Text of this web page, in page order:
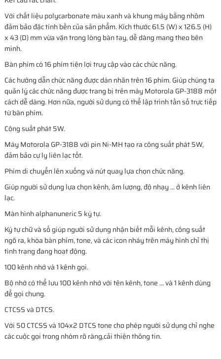
Với chất liệu polycarbonate màu xanh và khung máy bằng nhôm
đảm bảo đặc tính bền của sản phẩm. Kích thước 61.5 (W) x 126.5 (H)
x 43 (D) mm vừa vặn trong lòng bàn tay, dễ dàng mang theo bên
minh.
Bàn phím có 16 phím tiện lợi truy cập vào các chức năng.
Các hướng dẫn chức năng được dán nhãn trên 16 phím. Giúp chúng ta
quản lý các chức năng được trang bị trên máy Motorola GP-3188 một
cách dễ dàng. Hơn nữa, người sử dụng có thể lập trình tần số trực tiếp
từ bàn phím.
Công suất phát 5W.
Máy Motorola GP-3188 với pin Ni-MH tạo ra công suất phát 5W,
đảm bảo cự ly liên lạc tốt.
Phím di chuyển lên xuống và nút quay lựa chọn chức năng.
Giúp người sử dụng lựa chọn kênh, âm lượng, độ nhạy ... ở kênh liên
lạc.
Màn hình alphanuneric 5 ký tự.
Ký tự chữ và số giúp người sử dụng nhận biết mỗi kênh, công suất
ngõ ra, khóa bàn phím, tone, và các icon nháy trên máy hình chỉ thị
tình trạng đang hoạt động.
100 kênh nhớ và 1 kênh gọi.
Bộ nhớ có thể lưu 100 kênh nhớ với tên kênh, tone ... và 1 kênh dùng
để gọi chung.
CTCSS và DTCS.
Với 50 CTCSS và 104x2 DTCS tone cho phép người sử dụng chỉ nghe
các cuộc gọi trong nhóm rõ ràng,cải thiện thông tin.